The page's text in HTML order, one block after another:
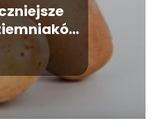
w Polsce